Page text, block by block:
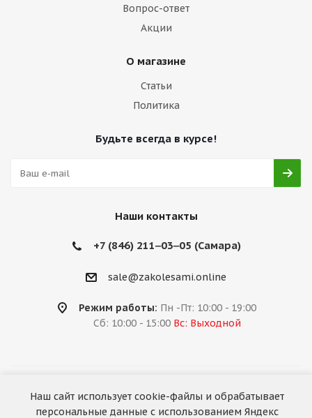
Вопрос-ответ
Акции
О магазине
Статьи
Политика
Будьте всегда в курсе!
Наши контакты
+7 (846) 211‒03‒05 (Самара)
sale@zakolesami.online
Режим работы: Пн -Пт: 10:00 - 19:00
Сб: 10:00 - 15:00 Вс: Выходной
2026 © «За колёсами.Online»
Запуск сайта —RuMaster
Наш сайт использует cookie-файлы и обрабатывает
персональные данные с использованием Яндекс